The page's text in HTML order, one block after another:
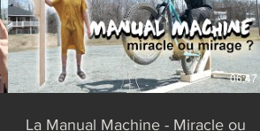
06:47
La Manual Machine - Miracle ou